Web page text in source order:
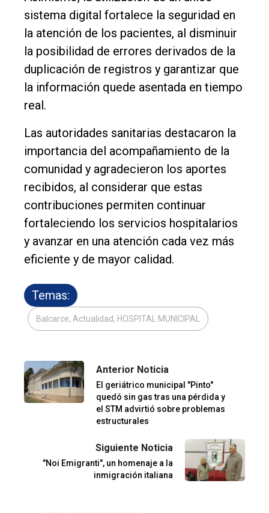
sistema digital fortalece la seguridad en
la atención de los pacientes, al disminuir
la posibilidad de errores derivados de la
duplicación de registros y garantizar que
la información quede asentada en tiempo
real.
Las autoridades sanitarias destacaron la
importancia del acompañamiento de la
comunidad y agradecieron los aportes
recibidos, al considerar que estas
contribuciones permiten continuar
fortaleciendo los servicios hospitalarios
y avanzar en una atención cada vez más
eficiente y de mayor calidad.
Temas:
Balcarce, Actualidad, HOSPITAL MUNICIPAL
Anterior Noticia
El geriátrico municipal "Pinto"
quedó sin gas tras una pérdida y
el STM advirtió sobre problemas
estructurales
Siguiente Noticia
"Noi Emigranti", un homenaje a la
inmigración italiana